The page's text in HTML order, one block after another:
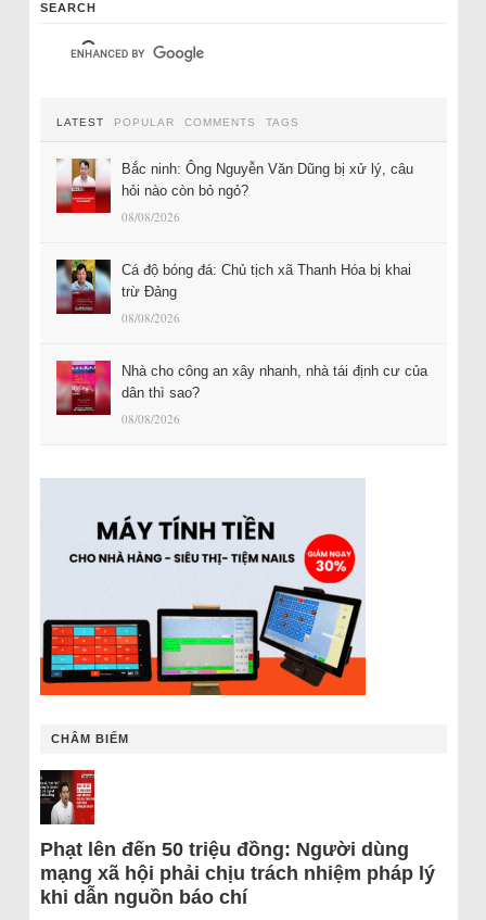
SEARCH
LATEST POPULAR COMMENTS TAGS
Bắc ninh: Ông Nguyễn Văn Dũng bị xử lý, câu
hỏi nào còn bỏ ngỏ?
08/08/2026
Cá độ bóng đá: Chủ tịch xã Thanh Hóa bị khai
trừ Đảng
08/08/2026
Nhà cho công an xây nhanh, nhà tái định cư của
dân thì sao?
08/08/2026
CHÂM BIẾM
Phạt lên đến 50 triệu đồng: Người dùng
mạng xã hội phải chịu trách nhiệm pháp lý
khi dẫn nguồn báo chí